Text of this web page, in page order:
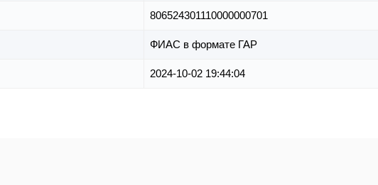
806524301110000000701
ФИАС в формате ГАР
2024-10-02 19:44:04